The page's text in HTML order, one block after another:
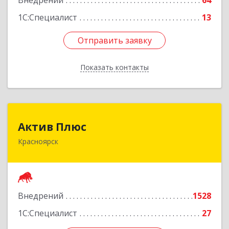
1С:Специалист
13
Отправить заявку
Показать контакты
Отправить заявку
Назад
Актив Плюс
Красноярск
Внедрений
1528
1С:Специалист
27
660017, Красноярский край, Красноярск г,